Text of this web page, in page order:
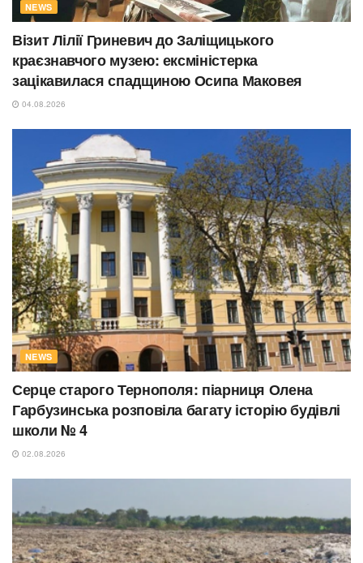
NEWS
Візит Лілії Гриневич до Заліщицького
краєзнавчого музею: ексміністерка
зацікавилася спадщиною Осипа Маковея
04.08.2026
NEWS
Серце старого Тернополя: піарниця Олена
Гарбузинська розповіла багату історію будівлі
школи № 4
02.08.2026